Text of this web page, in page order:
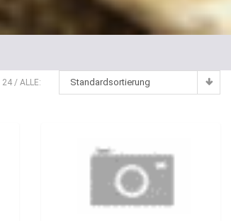
Standardsortierung
24 ALLE: